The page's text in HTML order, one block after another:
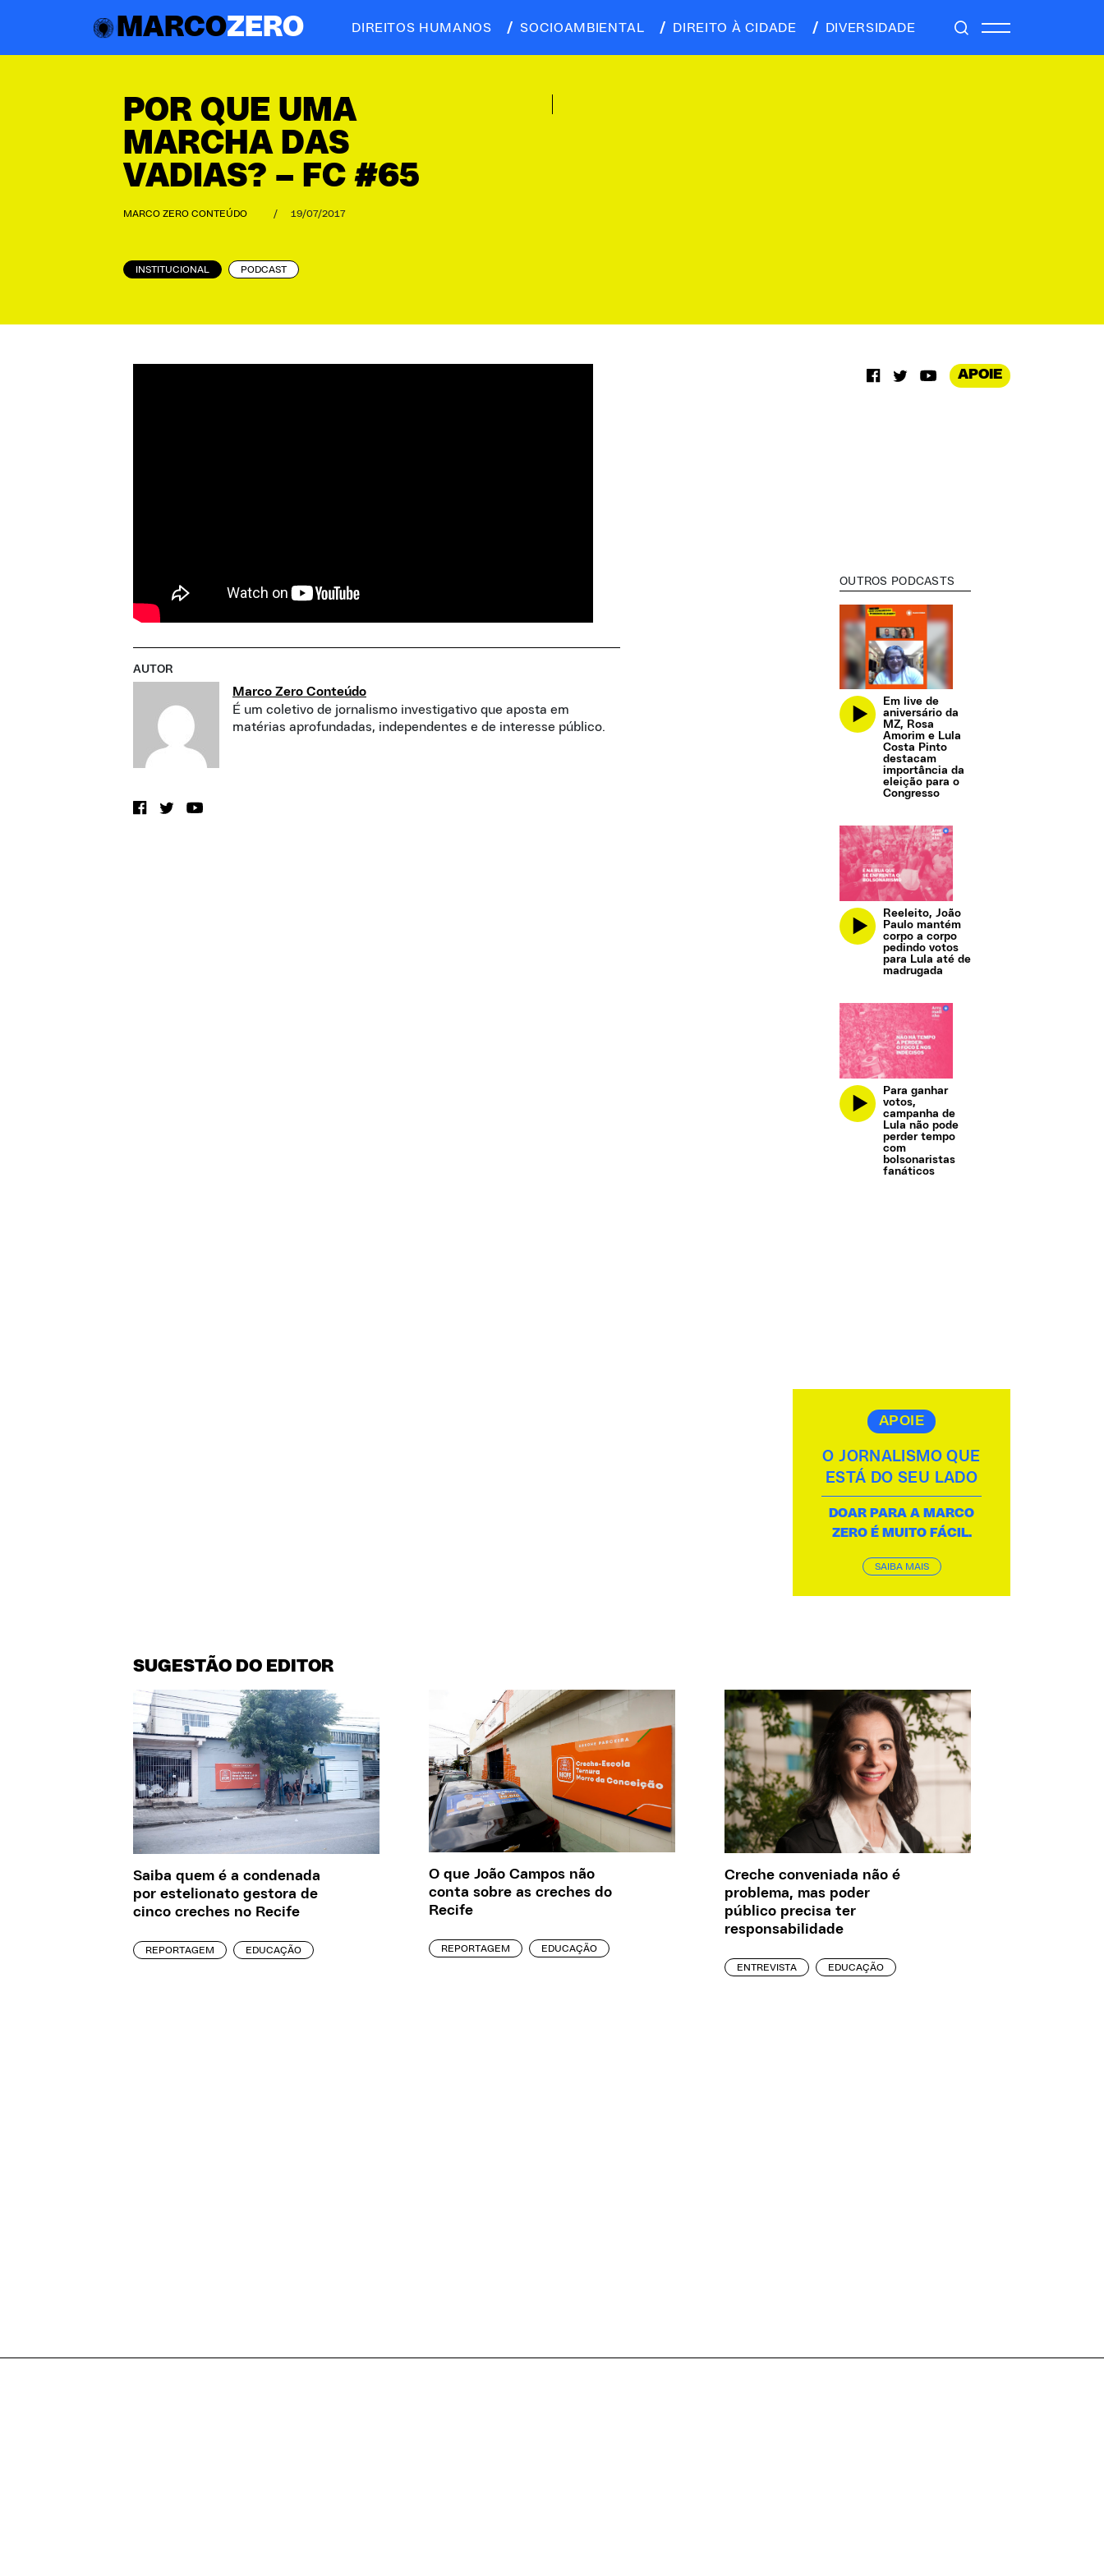
MARCOZERO DIREITOS HUMANOS SOCIOAMBIENTAL DIREITO À CIDADE DIVERSIDADE
POR QUE UMA
MARCHA DAS
VADIAS? – FC #65
MARCO ZERO CONTEÚDO / 19/07/2017
INSTITUCIONAL PODCAST
AUTOR
Marco Zero Conteúdo
É um coletivo de jornalismo investigativo que aposta em
matérias aprofundadas, independentes e de interesse público.
APOIE
OUTROS PODCASTS
Em live de
aniversário da
MZ, Rosa
Amorim e Lula
Costa Pinto
destacam
importância da
eleição para o
Congresso
Reeleito, João
Paulo mantém
corpo a corpo
pedindo votos
para Lula até de
madrugada
Para ganhar
votos,
campanha de
Lula não pode
perder tempo
com
bolsonaristas
fanáticos
APOIE
O JORNALISMO QUE
ESTÁ DO SEU LADO
DOAR PARA A MARCO
ZERO É MUITO FÁCIL.
SAIBA MAIS
SUGESTÃO DO EDITOR
Saiba quem é a condenada
por estelionato gestora de
cinco creches no Recife
REPORTAGEM EDUCAÇÃO
O que João Campos não
conta sobre as creches do
Recife
REPORTAGEM EDUCAÇÃO
Creche conveniada não é
problema, mas poder
público precisa ter
responsabilidade
ENTREVISTA EDUCAÇÃO